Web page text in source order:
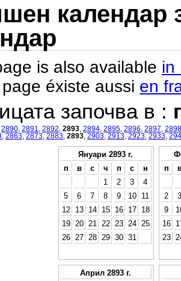
календар
is also available in
éxiste aussi en
започва в :
2890 2891 2892 2893 2894 2895 2896 2897 2898
2863 2873 2883 2893 2903 2913 2923 2933
Януари 2893 г.
п
в с ч п с
н
1
2 3
4
5
6 7 8 9 10
11
12
13 14 15 16 17
18
19
20 21 22 23 24
25
26
27 28 29 30 31
п
2
3
9
16
23
Април 2893 г.